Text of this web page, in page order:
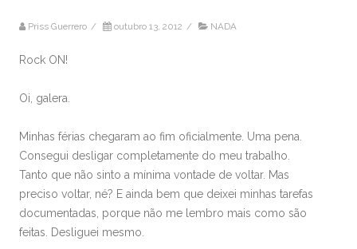
Priss Guerrero / outubro 13, 2012 / NADA
Rock ON!
Oi, galera.
Minhas férias chegaram ao fim oficialmente. Uma pena.
Consegui desligar completamente do meu trabalho.
Tanto que não sinto a mínima vontade de voltar. Mas
preciso voltar, né? E ainda bem que deixei minhas tarefas
documentadas, porque não me lembro mais como são
feitas. Desliguei mesmo.